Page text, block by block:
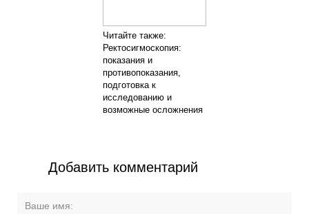
Читайте также:
Ректосигмоскопия:
показания и
противопоказания,
подготовка к
исследованию и
возможные осложнения
Добавить комментарий